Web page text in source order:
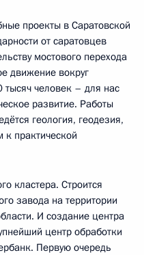
проекты в Саратовской
от саратовцев
мостового перехода
движение вокруг
человек – для нас
развитие. Работы
геология, геодезия,
к практической
кластера. Строится
завода на территории
И создание центра
центр обработки
Первую очередь